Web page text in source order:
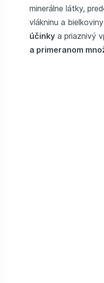
minerálne látky,
vlákninu a
účinky a priaznivý
a primeranom